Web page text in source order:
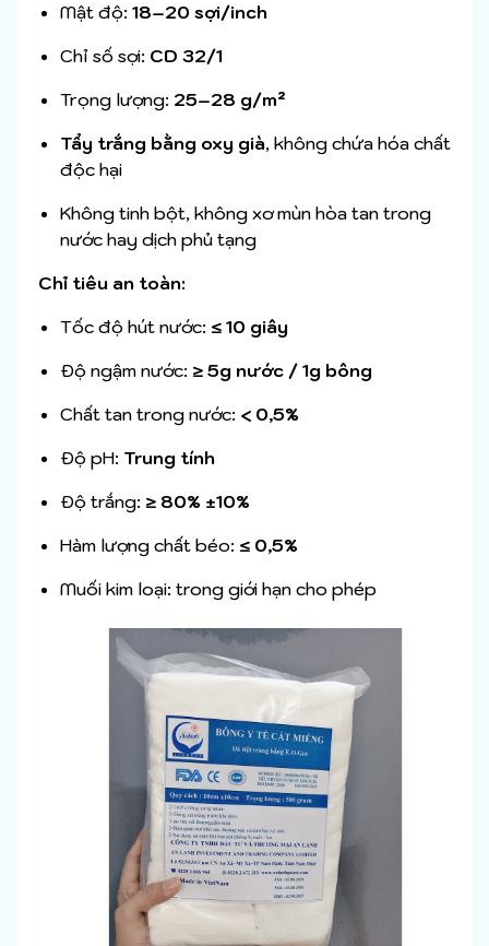
Mật độ: 18–20 sợi/inch
Chỉ số sợi: CD 32/1
Trọng lượng: 25–28 g/m²
Tẩy trắng bằng oxy già, không chứa hóa chất
độc hại
Không tinh bột, không xơ mùn hòa tan trong
nước hay dịch phủ tạng
Chỉ tiêu an toàn:
Tốc độ hút nước: ≤ 10 giây
Độ ngậm nước: ≥ 5g nước / 1g bông
Chất tan trong nước: < 0,5%
Độ pH: Trung tính
Độ trắng: ≥ 80% ±10%
Hàm lượng chất béo: ≤ 0,5%
Muối kim loại: trong giới hạn cho phép